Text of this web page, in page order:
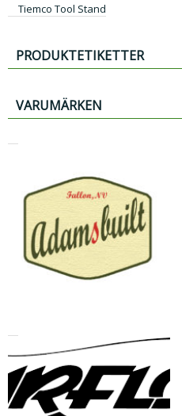
Tiemco Tool Stand
PRODUKTETIKETTER
VARUMÄRKEN